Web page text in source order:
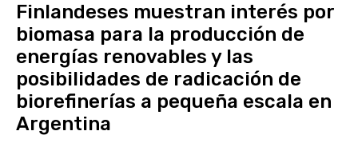
Finlandeses muestran interés por
biomasa para la producción de
energías renovables y las
posibilidades de radicación de
biorefinerías a pequeña escala en
Argentina